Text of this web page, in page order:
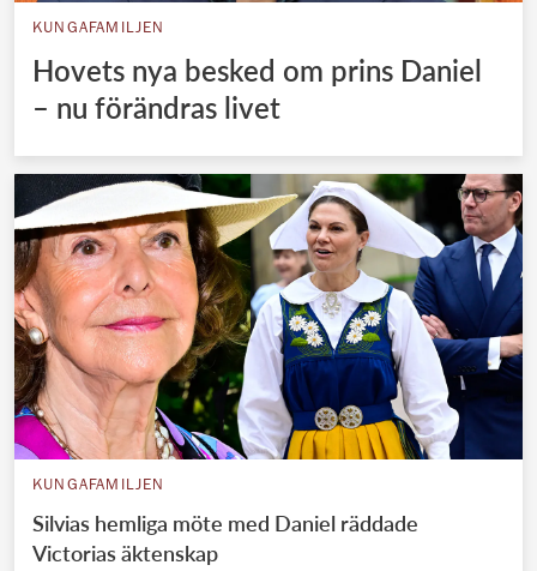
KUNGAFAMILJEN
Hovets nya besked om prins Daniel
– nu förändras livet
KUNGAFAMILJEN
Silvias hemliga möte med Daniel räddade
Victorias äktenskap